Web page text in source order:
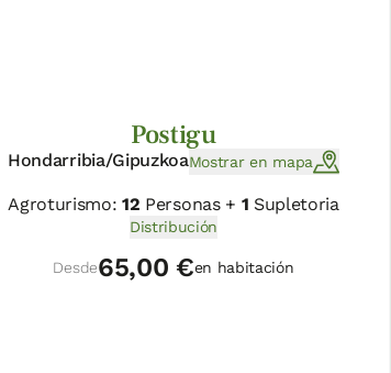
Postigu
Hondarribia/GipuzkoaMostrar en mapa
Agroturismo:12 Personas + 1 Supletoria
Distribución
Desde65,00 €en habitación